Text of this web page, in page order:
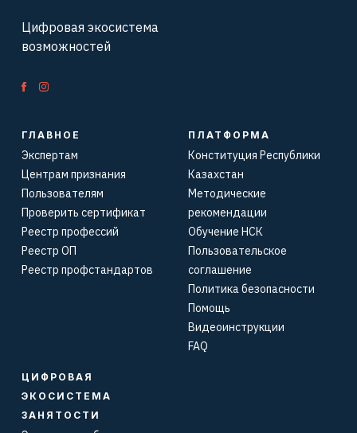
Цифровая экосистема
возможностей
ГЛАВНОЕ
Экспертам
Центрам признания
Пользователям
Проверить сертификат
Реестр профессий
Реестр ОП
Реестр профстандартов
ПЛАТФОРМА
Конституция Республики
Казахстан
Методические
рекомендации
Обучение НСК
Пользовательское
соглашение
Политика безопасности
Помощь
Видеоинструкции
FAQ
ЦИФРОВАЯ
ЭКОСИСТЕМА
ЗАНЯТОСТИ